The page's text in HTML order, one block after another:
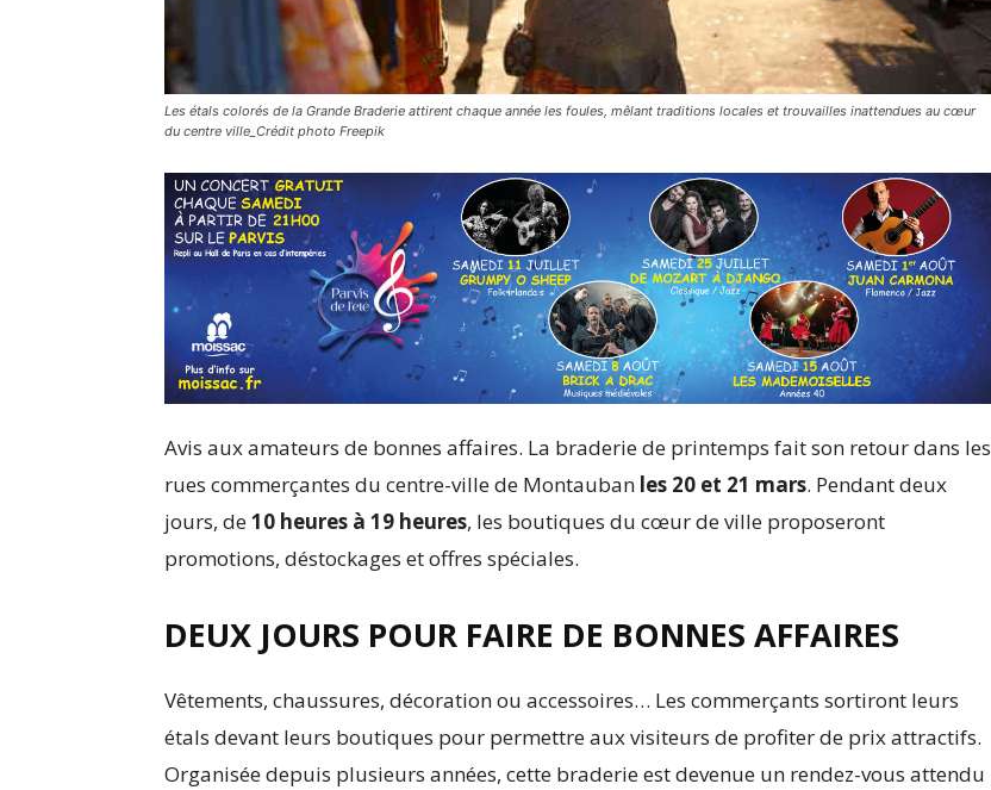
Les étals colorés de la Grande Braderie attirent chaque année les foules, mêlant traditions locales et trouvailles inattendues au cœur
du centre ville_Crédit photo Freepik
Avis aux amateurs de bonnes affaires. La braderie de printemps fait son retour dans les
rues commerçantes du centre-ville de Montauban les 20 et 21 mars. Pendant deux
jours, de10 heures à 19 heures, les boutiques du cœur de ville proposeront
promotions, déstockages et offres spéciales.
DEUX JOURS POUR FAIRE DE BONNES AFFAIRES
Vêtements, chaussures, décoration ou accessoires… Les commerçants sortiront leurs
étals devant leurs boutiques pour permettre aux visiteurs de profiter de prix attractifs.
Organisée depuis plusieurs années, cette braderie est devenue un rendez-vous attendu